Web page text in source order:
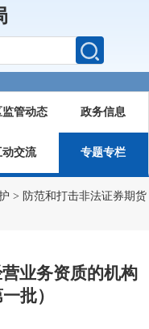
监管动态 政务信息
动交流 专题专栏
> 防范和打击非法证券期货
业务资质的机构
批）